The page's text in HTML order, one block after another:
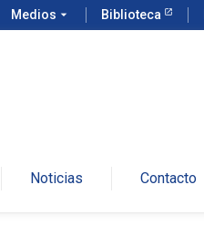
Medios arrow_drop_down Biblioteca
Noticias Contacto